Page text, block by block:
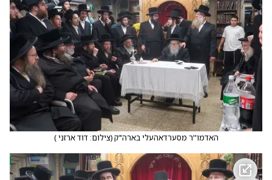
האדמו''ר מסערדאהעלי בארה"ק(צילום: דוד ארזני)